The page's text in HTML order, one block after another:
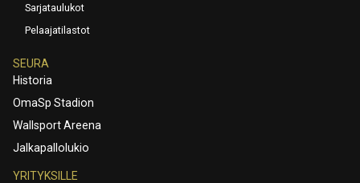
Sarjataulukot
Pelaajatilastot
SEURA
Historia
OmaSp Stadion
Wallsport Areena
Jalkapallolukio
YRITYKSILLE